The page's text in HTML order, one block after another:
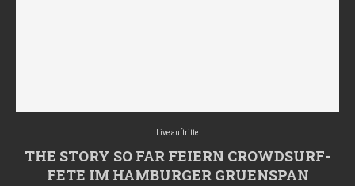
Liveauftritte
THE STORY SO FAR FEIERN CROWDSURF-
FETE IM HAMBURGER GRUENSPAN